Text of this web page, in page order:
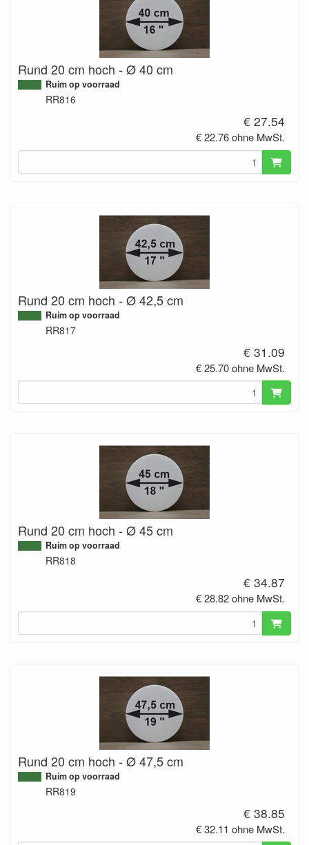
Rund 20 cm hoch - Ø 40 cm
Ruim op voorraad
RR816
€ 27.54
€ 22.76 ohne MwSt.
Rund 20 cm hoch - Ø 42,5 cm
Ruim op voorraad
RR817
€ 31.09
€ 25.70 ohne MwSt.
Rund 20 cm hoch - Ø 45 cm
Ruim op voorraad
RR818
€ 34.87
€ 28.82 ohne MwSt.
Rund 20 cm hoch - Ø 47,5 cm
Ruim op voorraad
RR819
€ 38.85
€ 32.11 ohne MwSt.